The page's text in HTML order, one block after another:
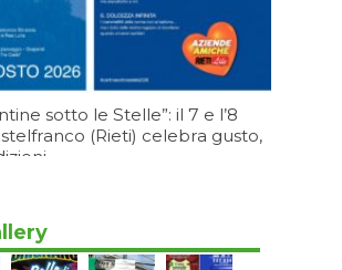
sotto le Stelle”: il 7 e l’8
(Rieti) celebra gusto,